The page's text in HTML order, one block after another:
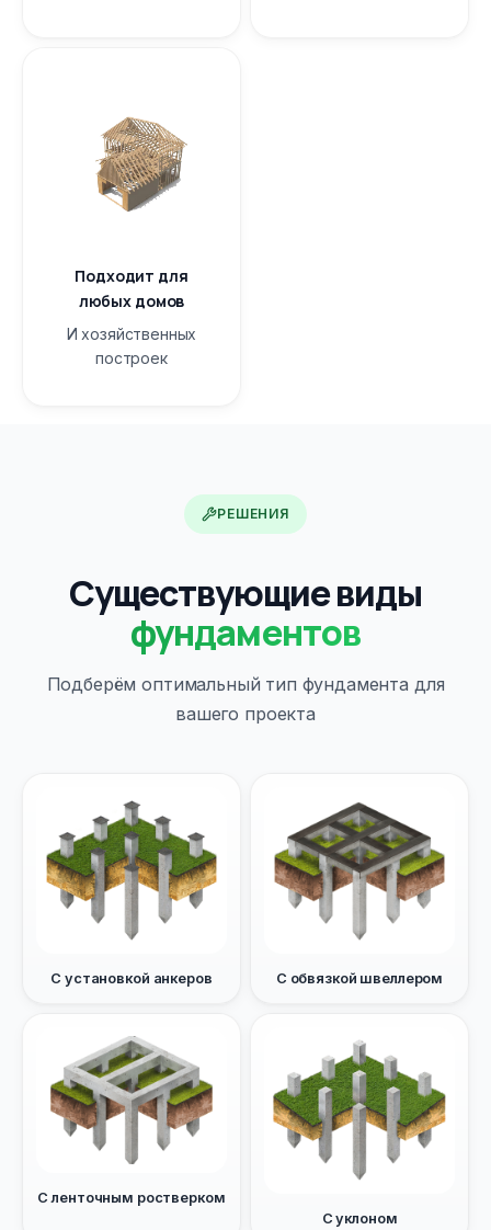
Подходит для
любых домов
И хозяйственных
построек
РЕШЕНИЯ
Существующие виды
фундаментов
Подберём оптимальный тип фундамента для
вашего проекта
С установкой анкеров С обвязкой швеллером
С ленточным ростверком
С уклоном